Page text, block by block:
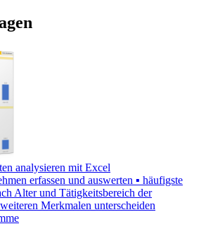
analysieren mit Excel
erfassen und auswerten ▪ häufigste
Alter und Tätigkeitsbereich der
Merkmalen unterscheiden